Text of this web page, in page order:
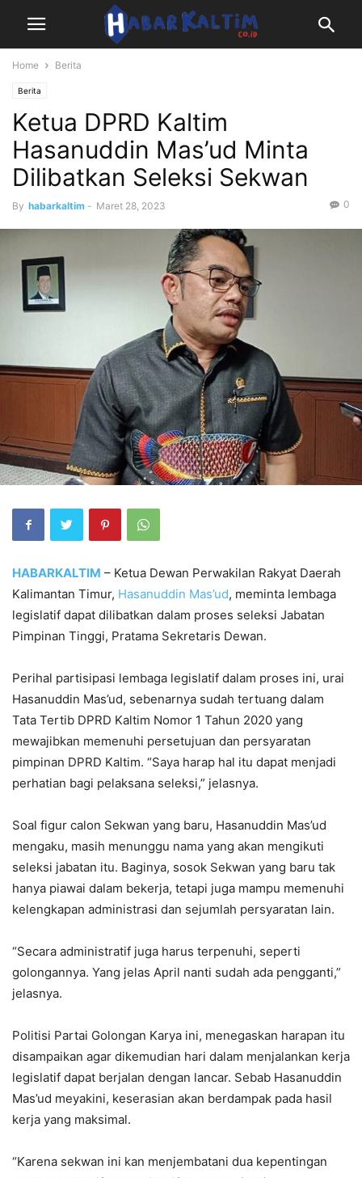
Home Berita
Berita
Ketua DPRD Kaltim
Hasanuddin Mas’ud Minta
Dilibatkan Seleksi Sekwan
By habarkaltim - Maret 28, 2023 0
HABARKALTIM – Ketua Dewan Perwakilan Rakyat Daerah
Kalimantan Timur, Hasanuddin Mas’ud, meminta lembaga
legislatif dapat dilibatkan dalam proses seleksi Jabatan
Pimpinan Tinggi, Pratama Sekretaris Dewan.
Perihal partisipasi lembaga legislatif dalam proses ini, urai
Hasanuddin Mas’ud, sebenarnya sudah tertuang dalam
Tata Tertib DPRD Kaltim Nomor 1 Tahun 2020 yang
mewajibkan memenuhi persetujuan dan persyaratan
pimpinan DPRD Kaltim. “Saya harap hal itu dapat menjadi
perhatian bagi pelaksana seleksi,” jelasnya.
Soal figur calon Sekwan yang baru, Hasanuddin Mas’ud
mengaku, masih menunggu nama yang akan mengikuti
seleksi jabatan itu. Baginya, sosok Sekwan yang baru tak
hanya piawai dalam bekerja, tetapi juga mampu memenuhi
kelengkapan administrasi dan sejumlah persyaratan lain.
“Secara administratif juga harus terpenuhi, seperti
golongannya. Yang jelas April nanti sudah ada pengganti,”
jelasnya.
Politisi Partai Golongan Karya ini, menegaskan harapan itu
disampaikan agar dikemudian hari dalam menjalankan kerja
legislatif dapat berjalan dengan lancar. Sebab Hasanuddin
Mas’ud meyakini, keserasian akan berdampak pada hasil
kerja yang maksimal.
“Karena sekwan ini kan menjembatani dua kepentingan